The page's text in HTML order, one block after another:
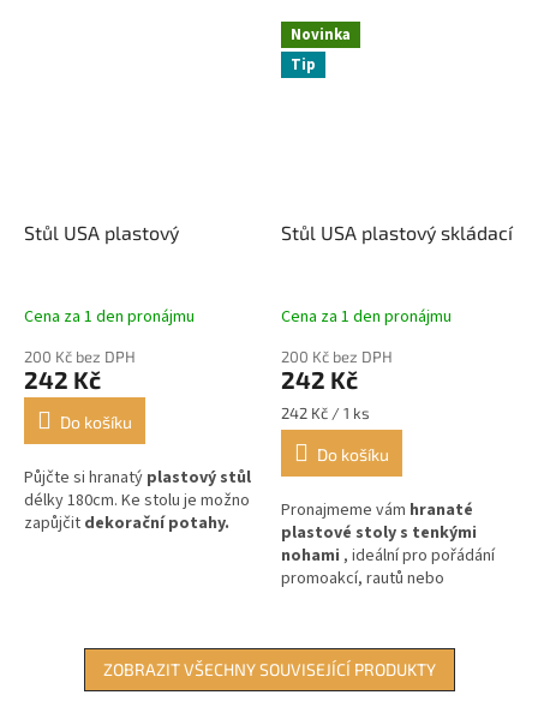
Stůl USA plastový
Cena za 1 den pronájmu
200 Kč bez DPH
242 Kč
Do košíku
Půjčte si hranatý plastový stůl
délky 180cm. Ke stolu je možno
zapůjčit dekorační potahy.
Novinka
Tip
Stůl USA plastový skládací
Cena za 1 den pronájmu
200 Kč bez DPH
242 Kč
Měrná
cena:
242 Kč / 1 ks
Do košíku
Pronajmeme vám hranaté
plastové stoly s tenkými
nohami , ideální pro pořádání
promoakcí, rautů nebo
ZOBRAZIT VŠECHNY SOUVISEJÍCÍ PRODUKTY